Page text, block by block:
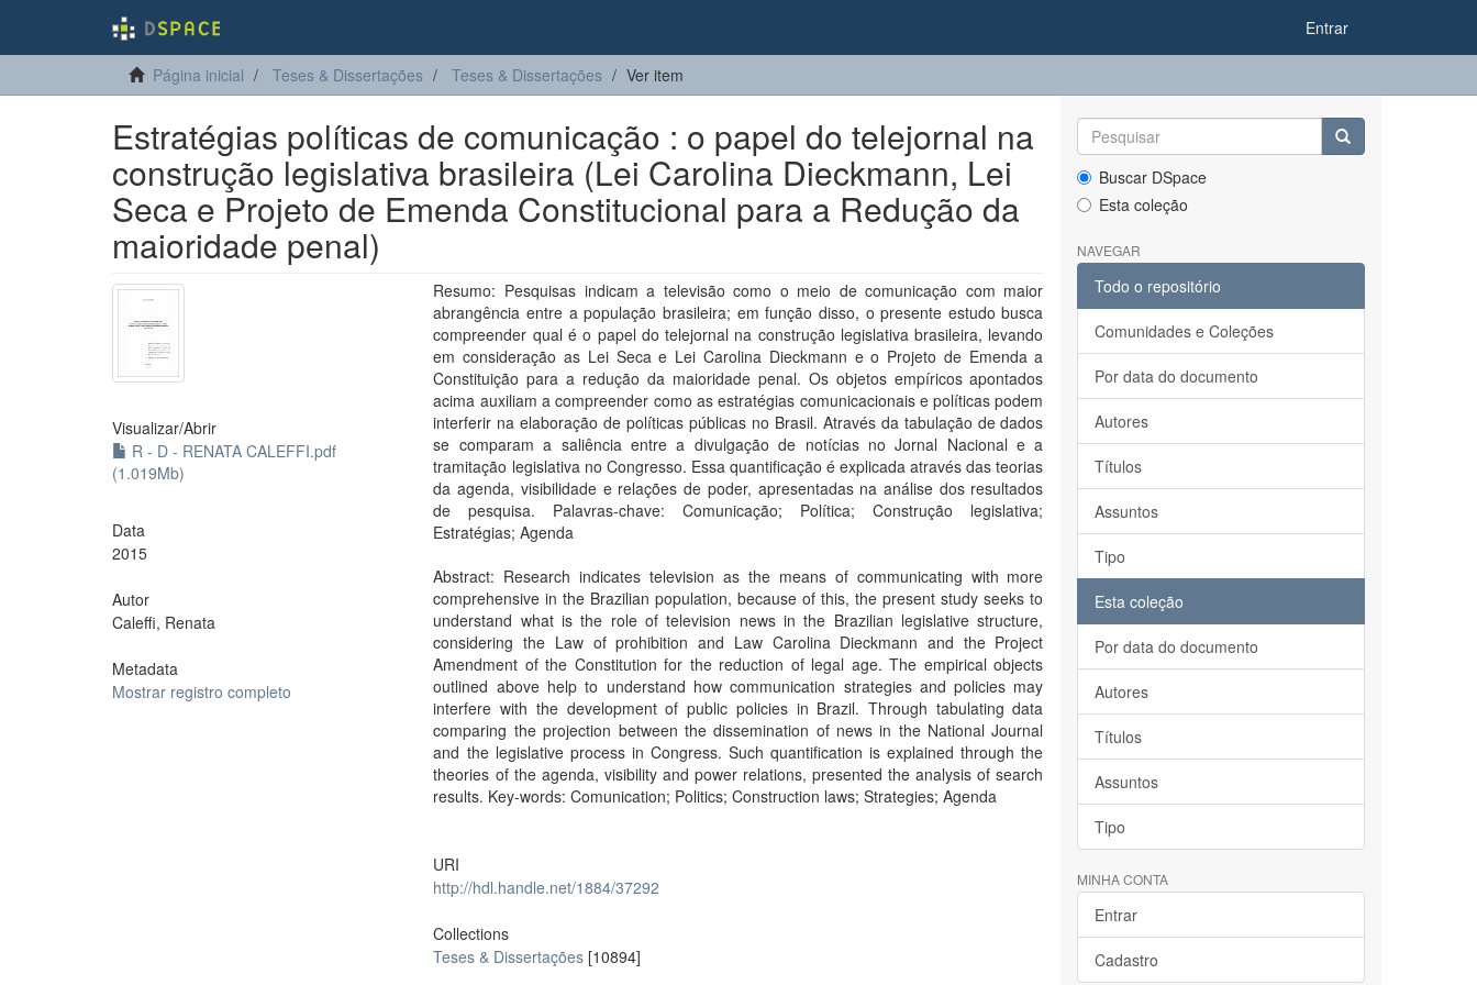
Entrar
Página inicial Teses & Dissertações Teses & Dissertações Ver item
Estratégias políticas de comunicação : o papel do telejornal na
construção legislativa brasileira (Lei Carolina Dieckmann, Lei
Seca e Projeto de Emenda Constitucional para a Redução da
maioridade penal)
Visualizar/Abrir
R - D - RENATA CALEFFI.pdf
(1.019Mb)
Data
2015
Autor
Caleffi, Renata
Metadata
Mostrar registro completo
Resumo: Pesquisas indicam a televisão como o meio de comunicação com maior
abrangência entre a população brasileira; em função disso, o presente estudo busca
compreender qual é o papel do telejornal na construção legislativa brasileira, levando
em consideração as Lei Seca e Lei Carolina Dieckmann e o Projeto de Emenda a
Constituição para a redução da maioridade penal. Os objetos empíricos apontados
acima auxiliam a compreender como as estratégias comunicacionais e políticas podem
interferir na elaboração de políticas públicas no Brasil. Através da tabulação de dados
se comparam a saliência entre a divulgação de notícias no Jornal Nacional e a
tramitação legislativa no Congresso. Essa quantificação é explicada através das teorias
da agenda, visibilidade e relações de poder, apresentadas na análise dos resultados
de pesquisa. Palavras-chave: Comunicação; Política; Construção legislativa;
Estratégias; Agenda
Abstract: Research indicates television as the means of communicating with more
comprehensive in the Brazilian population, because of this, the present study seeks to
understand what is the role of television news in the Brazilian legislative structure,
considering the Law of prohibition and Law Carolina Dieckmann and the Project
Amendment of the Constitution for the reduction of legal age. The empirical objects
outlined above help to understand how communication strategies and policies may
interfere with the development of public policies in Brazil. Through tabulating data
comparing the projection between the dissemination of news in the National Journal
and the legislative process in Congress. Such quantification is explained through the
theories of the agenda, visibility and power relations, presented the analysis of search
results. Key-words: Comunication; Politics; Construction laws; Strategies; Agenda
URI
http://hdl.handle.net/1884/37292
Collections
Teses & Dissertações [10894]
Buscar DSpace
Esta coleção
NAVEGAR
Todo o repositório
Comunidades e Coleções
Por data do documento
Autores
Títulos
Assuntos
Tipo
Esta coleção
Por data do documento
Autores
Títulos
Assuntos
Tipo
MINHA CONTA
Entrar
Cadastro